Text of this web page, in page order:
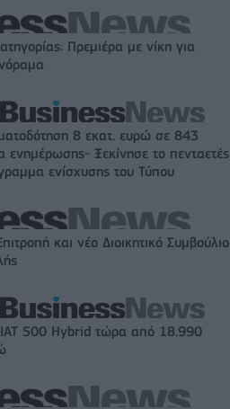
Πρεμιέρα με νίκη για
8 εκατ. ευρώ σε 843
ενημέρωσης- Ξεκίνησε το πενταετές
ενίσχυσης του Τύπου
και νέο Διοικητικό Συμβούλιο
500 Hybrid τώρα από 18.990